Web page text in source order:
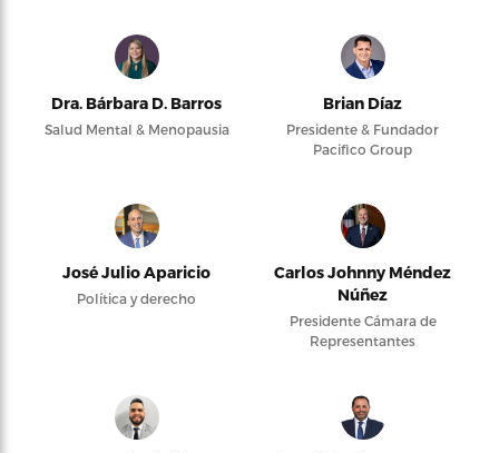
Dra. Bárbara D. Barros
Salud Mental & Menopausia
Brian Díaz
Presidente & Fundador
Pacifico Group
José Julio Aparicio
Política y derecho
Carlos Johnny Méndez
Núñez
Presidente Cámara de
Representantes